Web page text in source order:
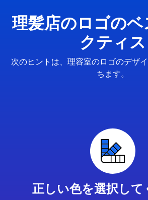
理髪店のロゴのベ
クティス
次のヒントは、理容室のロゴのデザ
ちます。
正しい色を選択して